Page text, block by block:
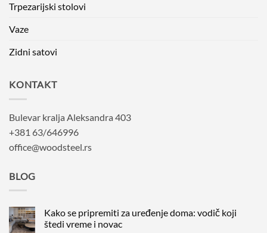
Trpezarijski stolovi
Vaze
Zidni satovi
KONTAKT
Bulevar kralja Aleksandra 403
+381 63/646996
office@woodsteel.rs
BLOG
Kako se pripremiti za uređenje doma: vodič koji
štedi vreme i novac